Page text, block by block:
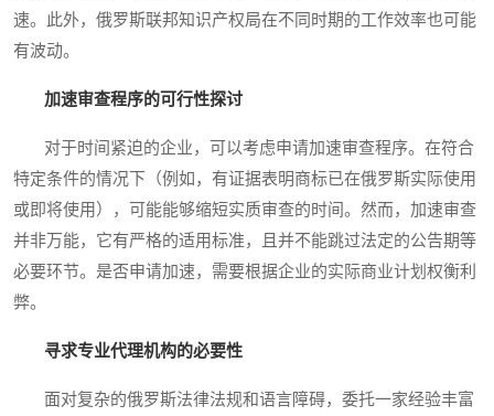
速。此外，俄罗斯联邦知识产权局在不同时期的工作效率也可能
有波动。
加速审查程序的可行性探讨
对于时间紧迫的企业，可以考虑申请加速审查程序。在符合
特定条件的情况下（例如，有证据表明商标已在俄罗斯实际使用
或即将使用），可能能够缩短实质审查的时间。然而，加速审查
并非万能，它有严格的适用标准，且并不能跳过法定的公告期等
必要环节。是否申请加速，需要根据企业的实际商业计划权衡利
弊。
寻求专业代理机构的必要性
面对复杂的俄罗斯法律法规和语言障碍，委托一家经验丰富